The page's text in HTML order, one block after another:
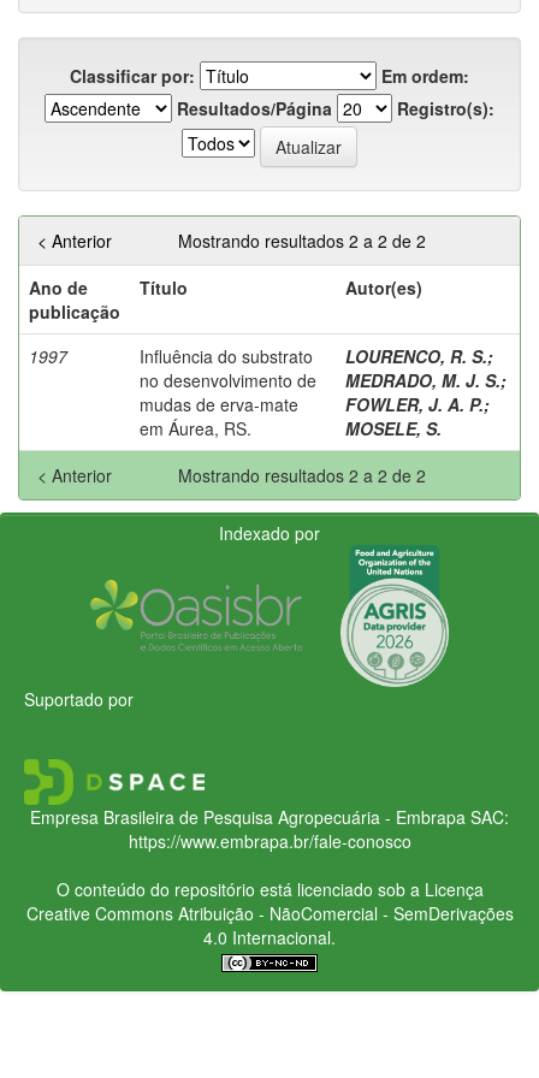
Classificar por:
Em ordem:
Resultados/Página
Registro(s):
Mostrando resultados 2 a 2 de 2
< Anterior
Ano de
publicação
Título Autor(es)
1997
Influência do substrato
no desenvolvimento de
mudas de erva-mate
em Áurea, RS.
LOURENCO, R. S.;
MEDRADO, M. J. S.;
FOWLER, J. A. P.;
MOSELE, S.
Mostrando resultados 2 a 2 de 2
< Anterior
Indexado por
Suportado por
Empresa Brasileira de Pesquisa Agropecuária - Embrapa SAC:
https://www.embrapa.br/fale-conosco
O conteúdo do repositório está licenciado sob a Licença
Creative CommonsAtribuição - NãoComercial - SemDerivações
4.0 Internacional.